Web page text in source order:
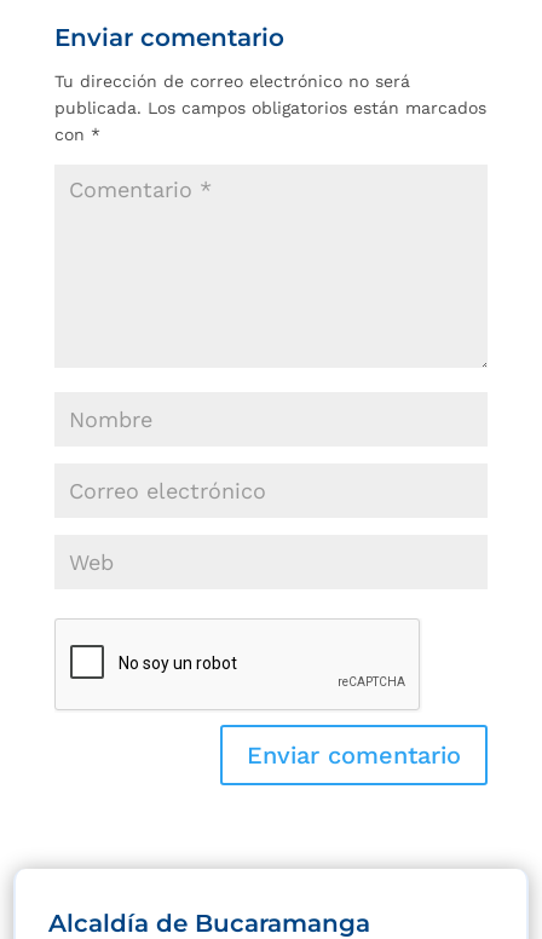
Enviar comentario
Tu dirección de correo electrónico no será
publicada. Los campos obligatorios están marcados
con *
Alcaldía de Bucaramanga